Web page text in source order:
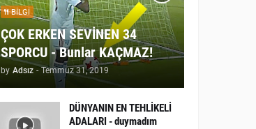
BILGI
ÇOK ERKEN SEVİNEN 34
SPORCU - Bunlar KAÇMAZ!
by Adsız - Temmuz 31, 2019
DÜNYANIN EN TEHLİKELİ
ADALARI - duymadım